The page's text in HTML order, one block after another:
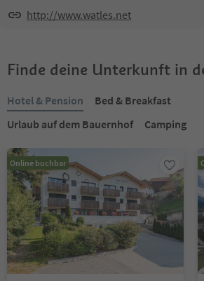
http://www.watles.net
Finde deine Unterkunft in
Hotel & Pension
Bed & Breakfast
Urlaub auf dem Bauernhof
Camping
Online buchbar